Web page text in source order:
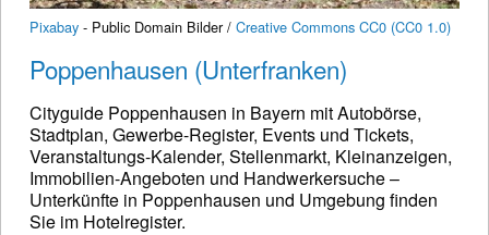
Pixabay - Public Domain Bilder / Creative Commons CC0 (CC0 1.0)
Poppenhausen (Unterfranken)
Cityguide Poppenhausen in Bayern mit Autobörse,
Stadtplan, Gewerbe-Register, Events und Tickets,
Veranstaltungs-Kalender, Stellenmarkt, Kleinanzeigen,
Immobilien-Angeboten und Handwerkersuche –
Unterkünfte in Poppenhausen und Umgebung finden
Sie im Hotelregister.